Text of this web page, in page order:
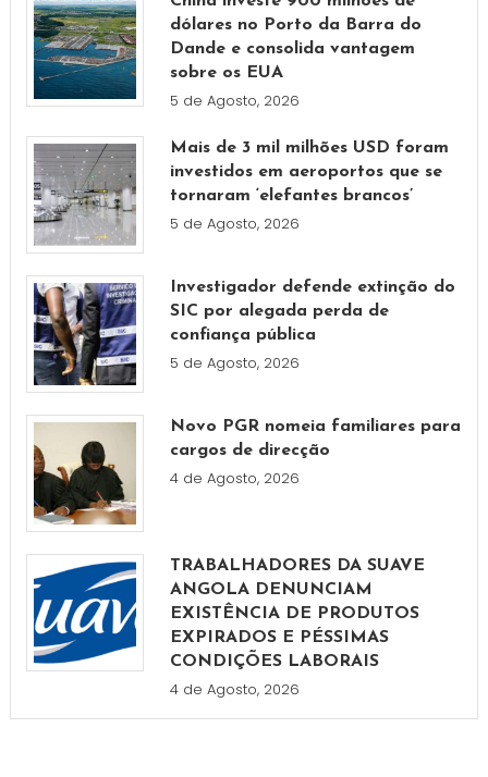
dólares no Porto da Barra do
Dande e consolida vantagem
sobre os EUA
5 de Agosto, 2026
Mais de 3 mil milhões USD foram
investidos em aeroportos que se
tornaram ‘elefantes brancos’
5 de Agosto, 2026
Investigador defende extinção do
SIC por alegada perda de
confiança pública
5 de Agosto, 2026
Novo PGR nomeia familiares para
cargos de direcção
4 de Agosto, 2026
TRABALHADORES DA SUAVE
ANGOLA DENUNCIAM
EXISTÊNCIA DE PRODUTOS
EXPIRADOS E PÉSSIMAS
CONDIÇÕES LABORAIS
4 de Agosto, 2026